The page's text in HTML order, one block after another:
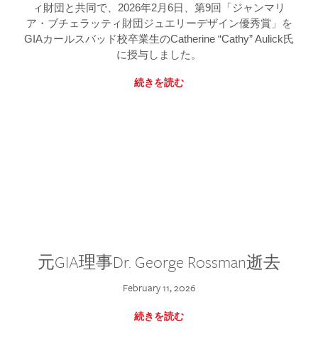
ィ財団と共同で、2026年2月6日、第9回「ジャンマリ
ア・ブチェラッティ財団ジュエリーデザイン優秀賞」を
GIAカールスバッド校卒業生のCatherine “Cathy” Aulick氏
に授与しました。
続きを読む
元GIA理事Dr. George Rossman逝去
February 11, 2026
続きを読む